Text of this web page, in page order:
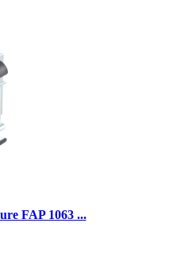
FAP 1063 ...